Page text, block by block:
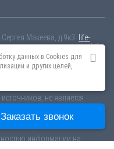
Макеева, д.9к3
life-
новом жилом комплексе «Life
районе. Квартиры
не является
ознакомления.
о размещении
характере сведений
информации на
данных в Cookies для
и других целей,
Заказать звонок